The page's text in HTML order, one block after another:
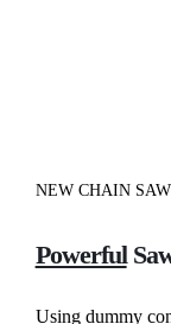
NEW CHAIN SAW
Powerful
Using dummy